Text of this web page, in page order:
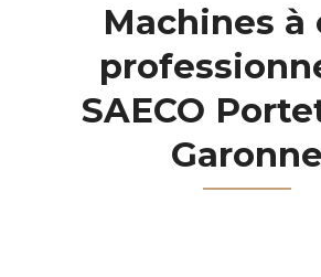
Machines à
SAECO
Garonne